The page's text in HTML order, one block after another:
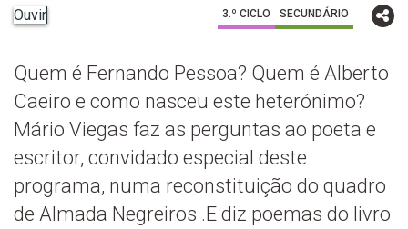
Ouvir 3.º CICLO SECUNDÁRIO
Quem é Fernando Pessoa? Quem é Alberto
Caeiro e como nasceu este heterónimo?
Mário Viegas faz as perguntas ao poeta e
escritor, convidado especial deste
programa, numa reconstituição do quadro
de Almada Negreiros .E diz poemas do livro